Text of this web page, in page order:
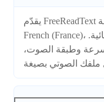
يقدّم FreeReadText حاليًا 2 من أصوات الذكاء الاصطناعي بلغة
French (France)، بما في ذلك خيارات عصبية رجالية ونسائية.
وطبقة الصوت،